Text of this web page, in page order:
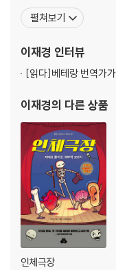
내는 사람들의 원칙》, 《
만의 달, 광기의 달》, 《
명언집 《다시 일어서는 게
펼쳐보기
이재경 인터뷰
[읽다] 베테랑 번역가
이재경의 다른 상품
인체극장